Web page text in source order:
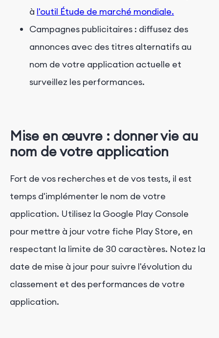
à l'outil Étude de marché mondiale.
Campagnes publicitaires : diffusez des
annonces avec des titres alternatifs au
nom de votre application actuelle et
surveillez les performances.
Mise en œuvre : donner vie au
nom de votre application
Fort de vos recherches et de vos tests, il est
temps d'implémenter le nom de votre
application. Utilisez la Google Play Console
pour mettre à jour votre fiche Play Store, en
respectant la limite de 30 caractères. Notez la
date de mise à jour pour suivre l'évolution du
classement et des performances de votre
application.